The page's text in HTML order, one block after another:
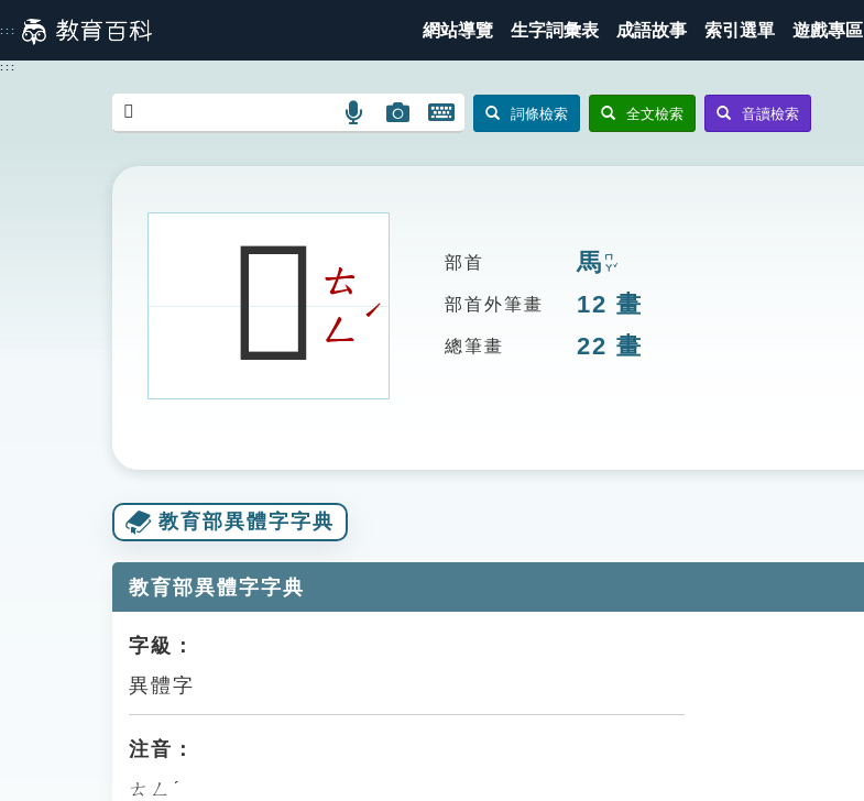
到
主
::: 網站導覽 生字詞彙表 成語故事 索引選單 遊戲專區
:::
語
搜
圖
圖
搜
開
鍵
詞條檢索 全文檢索 音讀檢索
𩦜ㄊ
ㄥ
ˊ
部首 馬ㄇㄚˇ
部首外筆畫 12 畫
總筆畫 22 畫
教育部異體字字典
教育部異體字字典
字級：
異體字
注音：
ㄊㄥˊ